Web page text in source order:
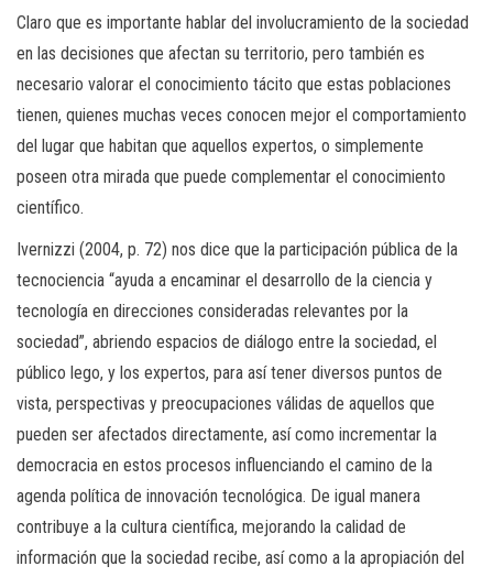
Claro que es importante hablar del involucramiento de la sociedad
en las decisiones que afectan su territorio, pero también es
necesario valorar el conocimiento tácito que estas poblaciones
tienen, quienes muchas veces conocen mejor el comportamiento
del lugar que habitan que aquellos expertos, o simplemente
poseen otra mirada que puede complementar el conocimiento
científico.
Ivernizzi (2004, p. 72) nos dice que la participación pública de la
tecnociencia “ayuda a encaminar el desarrollo de la ciencia y
tecnología en direcciones consideradas relevantes por la
sociedad”, abriendo espacios de diálogo entre la sociedad, el
público lego, y los expertos, para así tener diversos puntos de
vista, perspectivas y preocupaciones válidas de aquellos que
pueden ser afectados directamente, así como incrementar la
democracia en estos procesos influenciando el camino de la
agenda política de innovación tecnológica. De igual manera
contribuye a la cultura científica, mejorando la calidad de
información que la sociedad recibe, así como a la apropiación del